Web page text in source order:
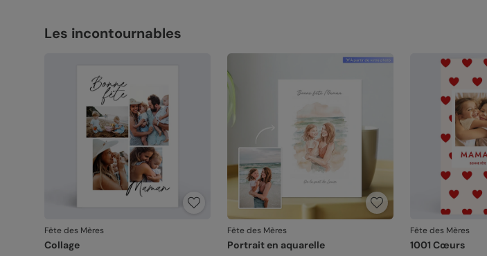
Les incontournables
Fête des Mères
Collage
Fête des Mères
Portrait en aquarelle
Fête des Mères
1001 Cœurs